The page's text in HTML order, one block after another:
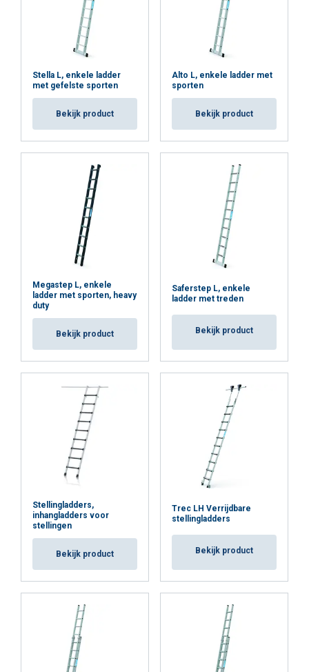
Stella L, enkele ladder
met gefelste sporten
Bekijk product
Alto L, enkele ladder met
sporten
Bekijk product
Megastep L, enkele
ladder met sporten, heavy
duty
Bekijk product
Saferstep L, enkele
ladder met treden
Bekijk product
Stellingladders,
inhangladders voor
stellingen
Bekijk product
Trec LH Verrijdbare
stellingladders
Bekijk product